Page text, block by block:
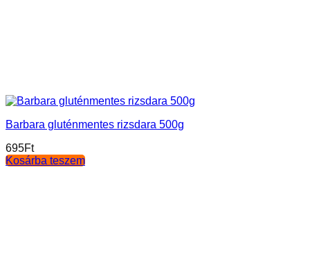
Barbara gluténmentes rizsdara 500g
695Ft
Kosárba teszem